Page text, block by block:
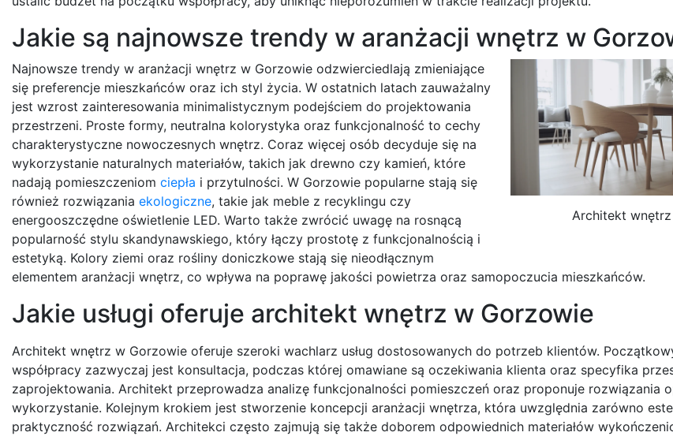
Jakie są najnowsze trendy w aranżacji wnętrz w
Architekt
Najnowsze trendy w aranżacji wnętrz w Gorzowie odzwierciedlają zmieniające
się preferencje mieszkańców oraz ich styl życia. W ostatnich latach zauważalny
jest wzrost zainteresowania minimalistycznym podejściem do projektowania
przestrzeni. Proste formy, neutralna kolorystyka oraz funkcjonalność to cechy
charakterystyczne nowoczesnych wnętrz. Coraz więcej osób decyduje się na
wykorzystanie naturalnych materiałów, takich jak drewno czy kamień, które
nadają pomieszczeniom ciepła i przytulności. W Gorzowie popularne stają się
również rozwiązania ekologiczne, takie jak meble z recyklingu czy
energooszczędne oświetlenie LED. Warto także zwrócić uwagę na rosnącą
popularność stylu skandynawskiego, który łączy prostotę z funkcjonalnością i
estetyką. Kolory ziemi oraz rośliny doniczkowe stają się nieodłącznym
elementem aranżacji wnętrz, co wpływa na poprawę jakości powietrza oraz samopoczucia mieszkańców.
Jakie usługi oferuje architekt wnętrz w Gorzowie
Architekt wnętrz w Gorzowie oferuje szeroki wachlarz usług dostosowanych do potrzeb klientów.
współpracy zazwyczaj jest konsultacja, podczas której omawiane są oczekiwania klienta oraz specyfika
zaprojektowania. Architekt przeprowadza analizę funkcjonalności pomieszczeń oraz proponuje rozwiązania
wykorzystanie. Kolejnym krokiem jest stworzenie koncepcji aranżacji wnętrza, która uwzględnia zarówno
praktyczność rozwiązań. Architekci często zajmują się także doborem odpowiednich materiałów